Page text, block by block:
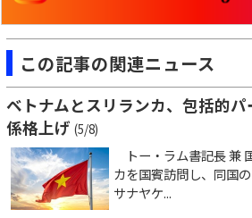
この記事の関連ニュース
ベトナムとスリランカ、包括的
係格上げ (5/8)
トー・ラム書記長 兼
カを国賓訪問し、同国
サナヤケ...